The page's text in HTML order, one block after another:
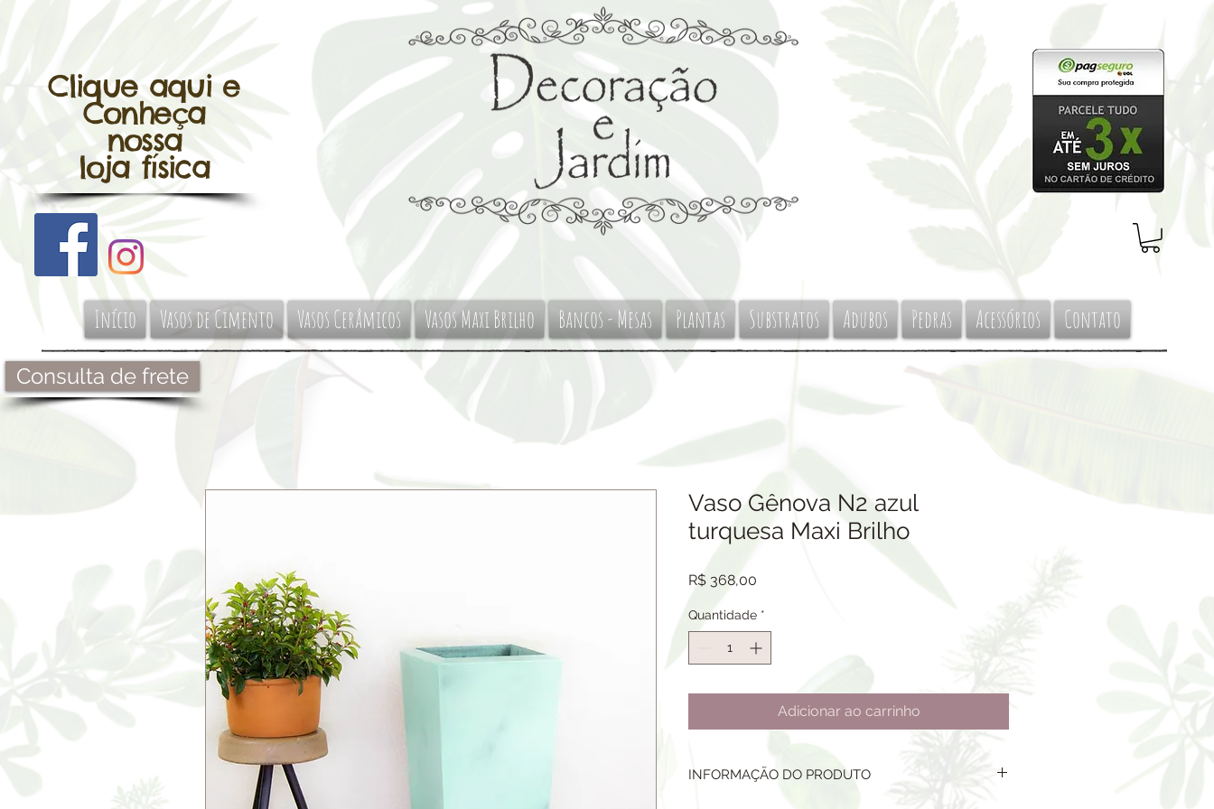
Clique aqui e
Conheça
nossa
loja física
Início Vasos de Cimento Vasos Cerâmicos Vasos Maxi Brilho Bancos - Mesas Plantas Substratos Adubos Pedras Acessórios Contato
Vaso Gênova N2 azul
turquesa Maxi Brilho
R$ 368,00
Quantidade *
Adicionar ao carrinho
INFORMAÇÃO DO PRODUTO
Consulta de frete